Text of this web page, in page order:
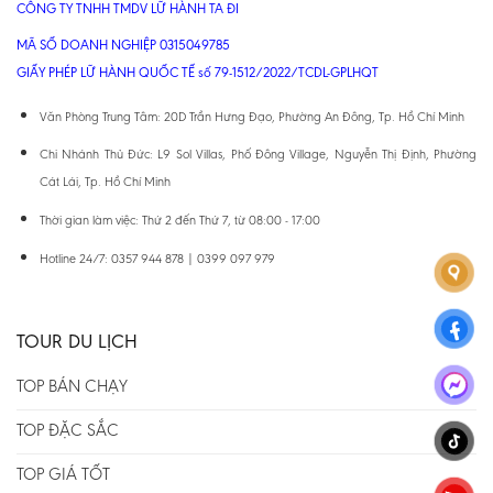
CÔNG TY TNHH TMDV LỮ HÀNH TA ĐI
MÃ SỐ DOANH NGHIỆP 0315049785
GIẤY PHÉP LỮ HÀNH QUỐC TẾ số 79-1512/2022/TCDL-GPLHQT
Văn Phòng Trung Tâm: 20D Trần Hưng Đạo, Phường An Đông, Tp. Hồ Chí Minh
Chi Nhánh Thủ Đức: L9 Sol Villas, Phố Đông Village, Nguyễn Thị Định, Phường
Cát Lái, Tp. Hồ Chí Minh
Thời gian làm việc: Thứ 2 đến Thứ 7, từ 08:00 - 17:00
Hotline 24/7: 0357 944 878 | 0399 097 979
TOUR DU LỊCH
TOP BÁN CHẠY
TOP ĐẶC SẮC
TOP GIÁ TỐT